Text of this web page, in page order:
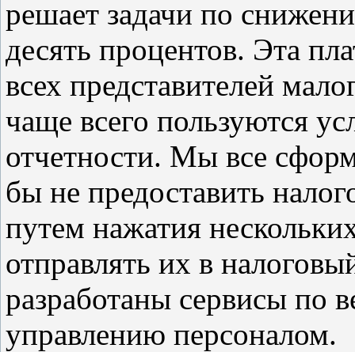
решает задачи по
десять процентов. Эта
всех представителей
чаще всего пользуются
отчетности. Мы все
бы не предоставить
путем нажатия
отправлять их в
разработаны сервисы по
управлению персоналом.